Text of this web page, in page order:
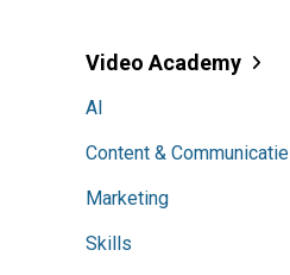
Video Academy
AI
Content & Communicatie
Marketing
Skills